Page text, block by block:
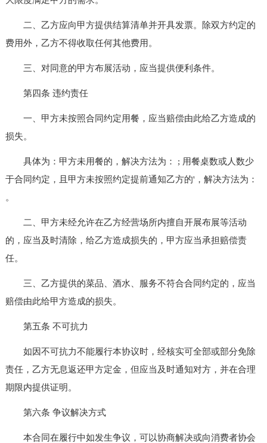
二、乙方应向甲方提供结算清单并开具发票。除双方约定的
费用外，乙方不得收取任何其他费用。
三、对同意的甲方布展活动，应当提供便利条件。
第四条 违约责任
一、甲方未按照合同约定用餐，应当赔偿由此给乙方造成的
损失。
具体为：甲方未用餐的，解决方法为： ; 用餐桌数或人数少
于合同约定，且甲方未按照约定提前通知乙方的'，解决方法为：
。
二、甲方未经允许在乙方经营场所内擅自开展布展等活动
的，应当及时清除，给乙方造成损失的，甲方应当承担赔偿责
任。
三、乙方提供的菜品、酒水、服务不符合合同约定的，应当
赔偿由此给甲方造成的损失。
第五条 不可抗力
如因不可抗力不能履行本协议时，经核实可全部或部分免除
责任，乙方无息返还甲方定金，但应当及时通知对方，并在合理
期限内提供证明。
第六条 争议解决方式
本合同在履行中如发生争议，可以协商解决或向消费者协会